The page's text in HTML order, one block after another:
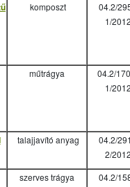
komposzt
04.2/
1/2012
műtrágya
04.2/
1/2012
talajjavító anyag
04.2/
2/2012
szerves trágya
04.2/